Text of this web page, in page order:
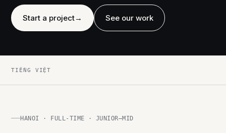
Start a project→ See our work
TIẾNG VIỆT
HANOI · FULL-TIME · JUNIOR–MID